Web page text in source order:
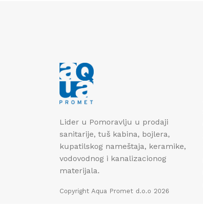
Lider u Pomoravlju u prodaji
sanitarije, tuš kabina, bojlera,
kupatilskog nameštaja, keramike,
vodovodnog i kanalizacionog
materijala.
Copyright Aqua Promet d.o.o 2026